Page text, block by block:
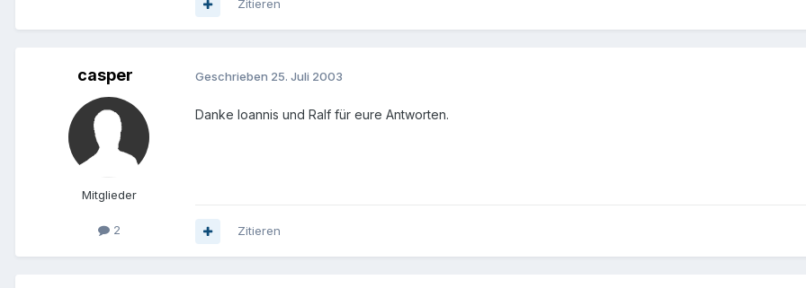
Zitieren
casper
Mitglieder
2
Geschrieben 25. Juli 2003
Danke Ioannis und Ralf für eure Antworten.
Zitieren